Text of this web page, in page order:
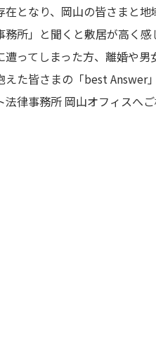
となり、岡山の皆さまと地
務所」と聞くと敷居が高く
ってしまった方、離婚や
えた皆さまの「best Answer
律事務所 岡山オフィスへご